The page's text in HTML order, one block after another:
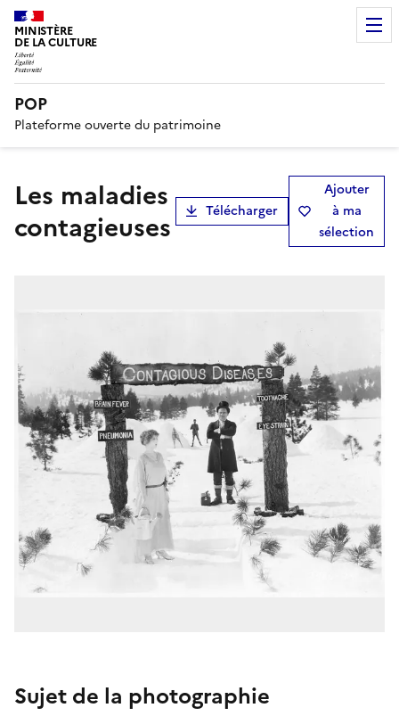
MINISTÈRE
DE LA CULTURE
POP
Plateforme ouverte du patrimoine
Les maladies
contagieuses
Télécharger
Ajouter
à ma
sélection
Sujet de la photographie